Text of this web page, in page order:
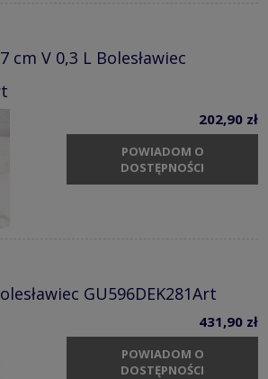
cm V 0,3 L Bolesławiec
202,90 zł
POWIADOM O
DOSTĘPNOŚCI
GU596DEK281Art
431,90 zł
POWIADOM O
DOSTĘPNOŚCI